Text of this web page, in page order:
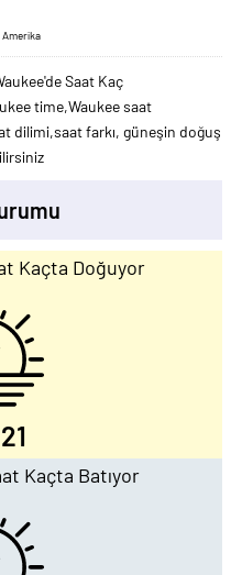
Amerika
Saat Kaç
time,Waukee saat
dilimi,saat farkı, güneşin doğuş
Kaçta Doğuyor
Kaçta Batıyor